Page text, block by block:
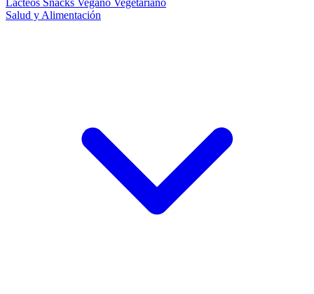
Lácteos Snacks Vegano Vegetariano
Salud y Alimentación